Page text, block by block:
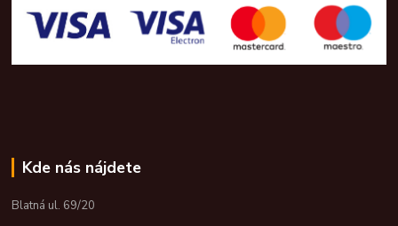
Kde nás nájdete
Blatná ul. 69/20